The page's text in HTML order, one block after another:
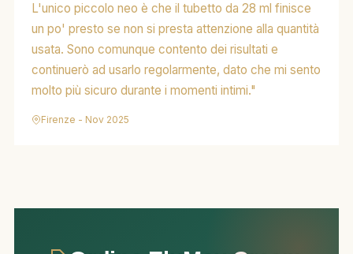
L'unico piccolo neo è che il tubetto da 28 ml finisce
un po' presto se non si presta attenzione alla quantità
usata. Sono comunque contento dei risultati e
continuerò ad usarlo regolarmente, dato che mi sento
molto più sicuro durante i momenti intimi."
Firenze - Nov 2025